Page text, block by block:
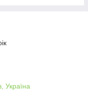
Україна